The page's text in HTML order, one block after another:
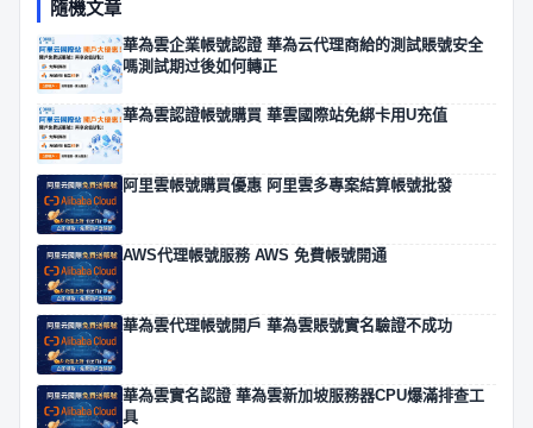
隨機文章
華為雲企業帳號認證 華為云代理商給的測試賬號安全
嗎測試期过後如何轉正
華為雲認證帳號購買 華雲國際站免綁卡用U充值
阿里雲帳號購買優惠 阿里雲多專案結算帳號批發
AWS代理帳號服務 AWS 免費帳號開通
華為雲代理帳號開戶 華為雲賬號實名驗證不成功
華為雲實名認證 華為雲新加坡服務器CPU爆滿排查工
具